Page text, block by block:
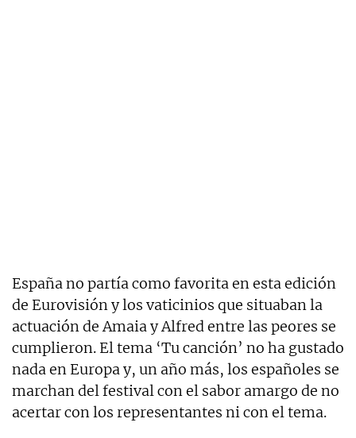
España no partía como favorita en esta edición
de Eurovisión y los vaticinios que situaban la
actuación de Amaia y Alfred entre las peores se
cumplieron. El tema ‘Tu canción’ no ha gustado
nada en Europa y, un año más, los españoles se
marchan del festival con el sabor amargo de no
acertar con los representantes ni con el tema.